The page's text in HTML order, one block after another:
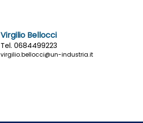
Virgilio Bellocci
Tel. 0684499223
virgilio.bellocci@un-industria.it